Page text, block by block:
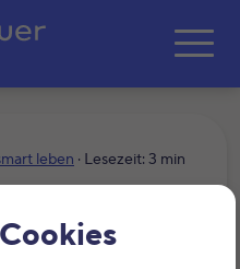
Zum Hauptinhalt
leben · Lesezeit: 3 min